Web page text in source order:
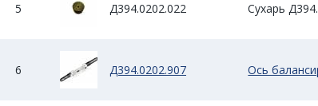
5 Д394.0202.022 Сухарь
6 Д394.0202.907 Ось